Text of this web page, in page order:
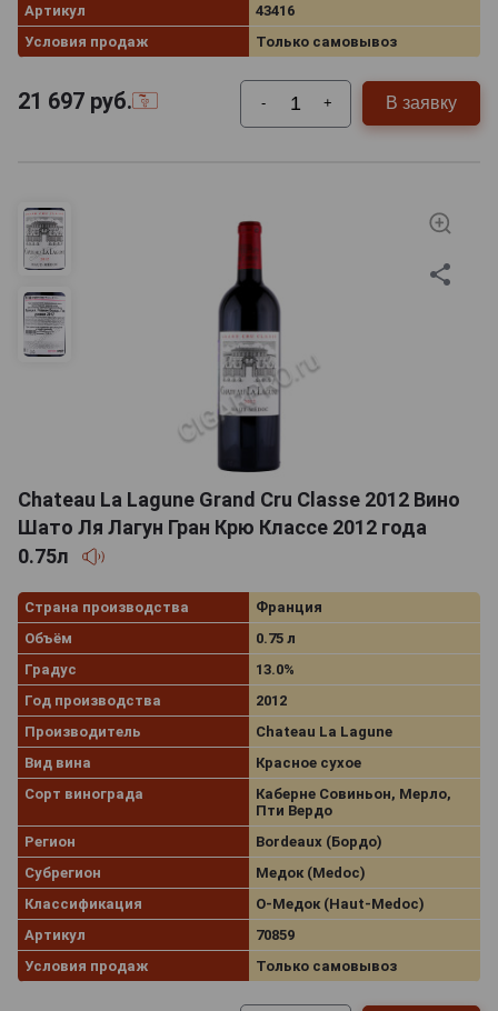
Артикул
43416
Условия продаж
Только самовывоз
21 697 руб. - + В заявку
Chateau La Lagune Grand Cru Classe 2012 Вино
Шато Ля Лагун Гран Крю Классе 2012 года
0.75л
Страна производства
Франция
Объём
0.75 л
Градус
13.0%
Год производства
2012
Производитель
Chateau La Lagune
Вид вина
Красное сухое
Сорт винограда
Каберне Совиньон, Мерло,
Пти Вердо
Регион
Bordeaux (Бордо)
Субрегион
Медок (Medoc)
Классификация
О-Медок (Haut-Medoc)
Артикул
70859
Условия продаж
Только самовывоз